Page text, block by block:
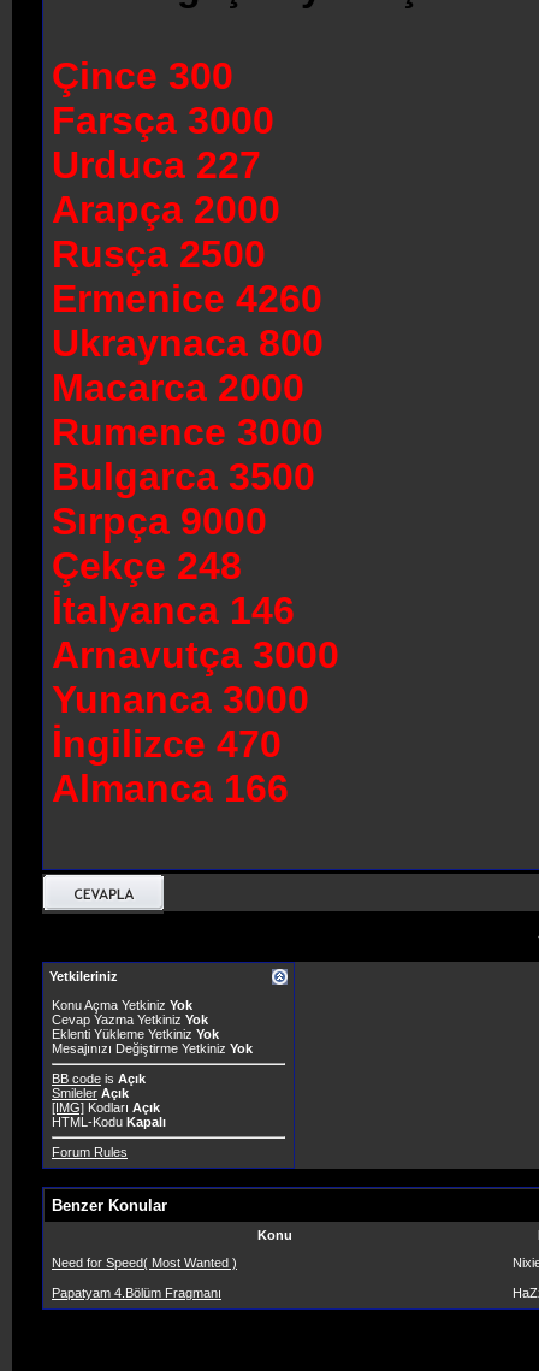
Çince 300
Farsça 3000
Urduca 227
Arapça 2000
Rusça 2500
Ermenice 4260
Ukraynaca 800
Macarca 2000
Rumence 3000
Bulgarca 3500
Sırpça 9000
Çekçe 248
İtalyanca 146
Arnavutça 3000
Yunanca 3000
İngilizce 470
Almanca 166
Yetkileriniz
Konu Açma Yetkiniz Yok
Cevap Yazma Yetkiniz Yok
Eklenti Yükleme Yetkiniz Yok
Mesajınızı Değiştirme Yetkiniz Yok
BB code is Açık
Smileler Açık
[IMG] Kodları Açık
HTML-Kodu Kapalı
Forum Rules
Benzer Konular
Konu
Need for Speed( Most Wanted )
Papatyam 4.Bölüm Fragmanı